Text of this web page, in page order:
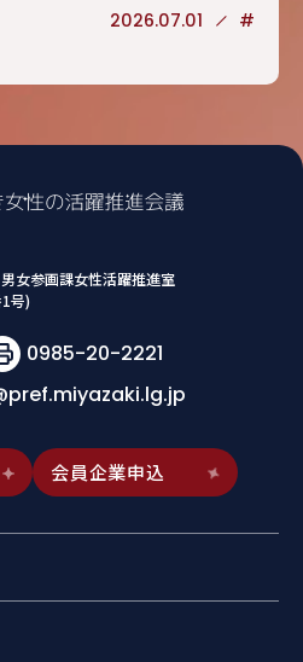
2026.07.01 #
女参画課女性活躍推進室
号)
0985-20-2221
会員企業申込